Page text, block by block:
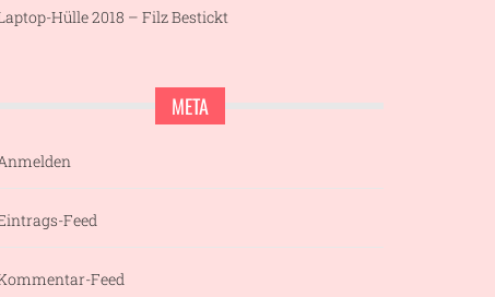
Hülle 2018 – Filz Bestickt
META
Feed
Feed